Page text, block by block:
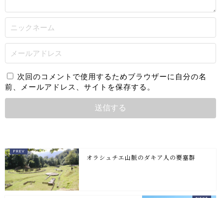
次回のコメントで使用するためブラウザーに自分の名
前、メールアドレス、サイトを保存する。
オラシュチエ山脈のダキア人の要塞群